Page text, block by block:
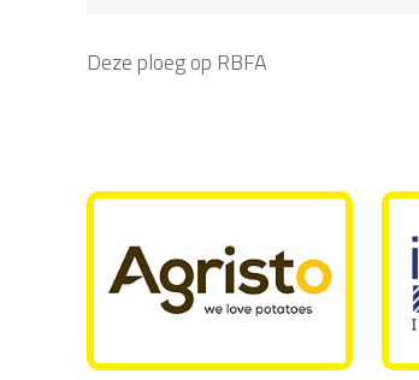
Deze ploeg op RBFA